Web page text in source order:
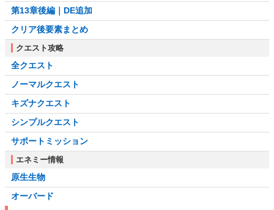
第13章後編｜DE追加
クリア後要素まとめ
クエスト攻略
全クエスト
ノーマルクエスト
キズナクエスト
シンプルクエスト
サポートミッション
エネミー情報
原生生物
オーバード